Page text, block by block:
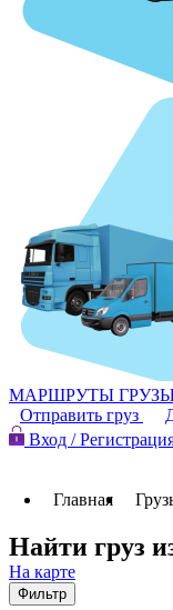
МАРШРУТЫ
Отправить груз
Вход /
Главная
Найти груз
На карте
Фильтр